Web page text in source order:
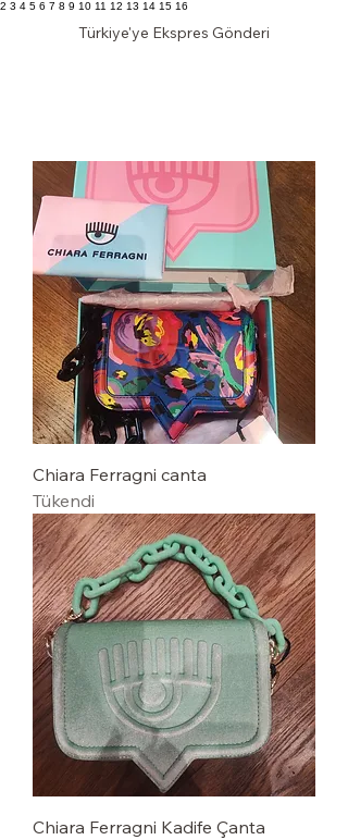
2 3 4 5 6 7 8 9 10 11 12 13 14 15 16
Türkiye'ye Ekspres Gönderi
Chiara Ferragni canta
Tükendi
Chiara Ferragni Kadife Çanta